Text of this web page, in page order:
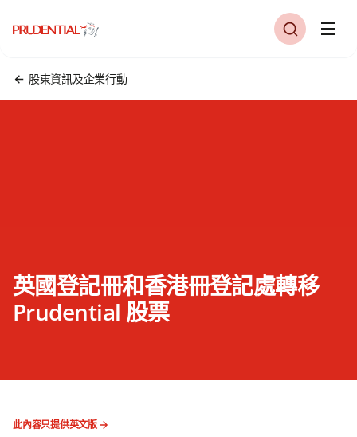
股東資訊及企業行動
英國登記冊和香港冊登記處轉移
Prudential 股票
此內容只提供英文版